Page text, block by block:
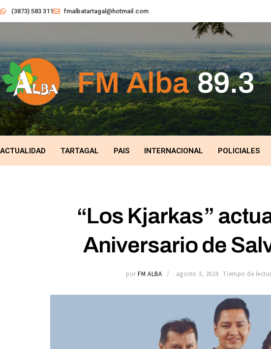
(3873) 583 311 fmalbatartagal@hotmail.com
ACTUALIDAD TARTAGAL PAIS INTERNACIONAL POLICIALES
“Los Kjarkas”
Aniversario de
por FM ALBA agosto 3, 2024 Tiempo de